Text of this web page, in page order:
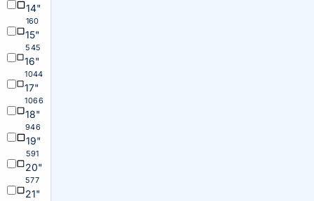
14"
160
15"
545
16"
1044
17"
1066
18"
946
19"
591
20"
577
21"